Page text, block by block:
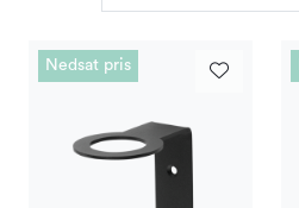
Nedsat pris